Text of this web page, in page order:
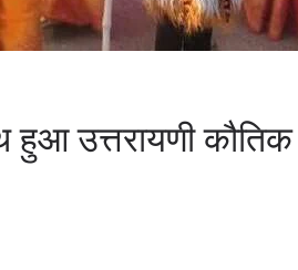
उत्तरायणी